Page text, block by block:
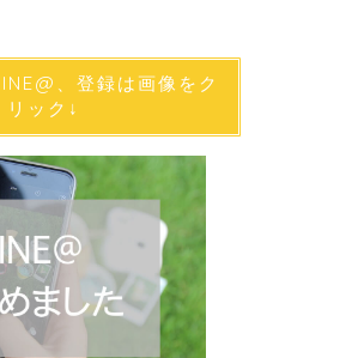
、登録は画像をク
リック↓